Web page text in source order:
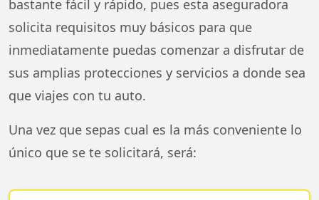
bastante fácil y rápido, pues esta aseguradora
solicita requisitos muy básicos para que
inmediatamente puedas comenzar a disfrutar de
sus amplias protecciones y servicios a donde sea
que viajes con tu auto.
Una vez que sepas cual es la más conveniente lo
único que se te solicitará, será: